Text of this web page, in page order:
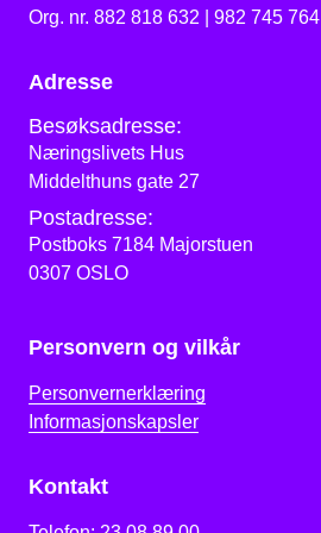
Org. nr. 882 818 632 | 982 745 764
Adresse
Besøksadresse:
Næringslivets Hus
Middelthuns gate 27
Postadresse:
Postboks 7184 Majorstuen
0307 OSLO
Personvern og vilkår
Personvernerklæring
Informasjonskapsler
Kontakt